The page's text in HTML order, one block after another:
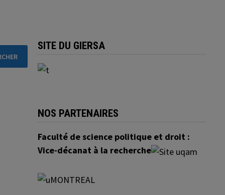
SITE DU GIERSA
NOS PARTENAIRES
Faculté de science politique et droit :
Vice-décanat à la recherche